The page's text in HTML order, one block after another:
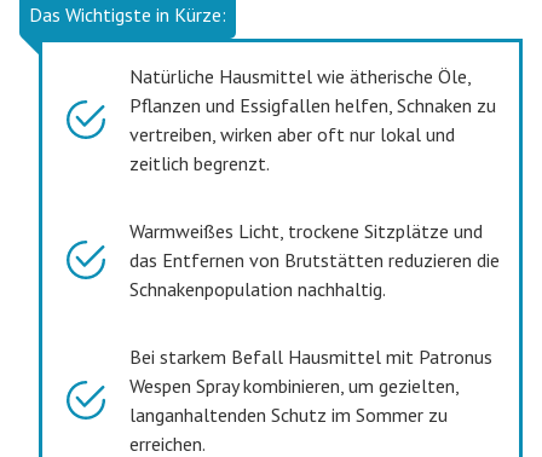
Das Wichtigste in Kürze:
Natürliche Hausmittel wie ätherische Öle,
Pflanzen und Essigfallen helfen, Schnaken zu
vertreiben, wirken aber oft nur lokal und
zeitlich begrenzt.
Warmweißes Licht, trockene Sitzplätze und
das Entfernen von Brutstätten reduzieren die
Schnakenpopulation nachhaltig.
Bei starkem Befall Hausmittel mit Patronus
Wespen Spray kombinieren, um gezielten,
langanhaltenden Schutz im Sommer zu
erreichen.